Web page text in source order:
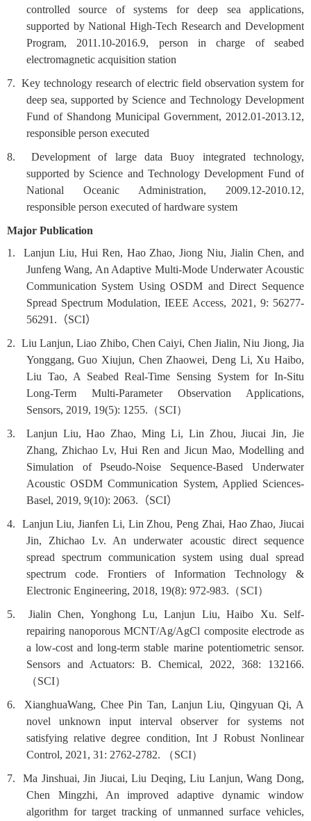
controlled source of systems for deep sea applications,
supported by National High-Tech Research and Development
Program, 2011.10-2016.9, person in charge of seabed
electromagnetic acquisition station
7. Key technology research of electric field observation system for
deep sea, supported by Science and Technology Development
Fund of Shandong Municipal Government, 2012.01-2013.12,
responsible person executed
8. Development of large data Buoy integrated technology,
supported by Science and Technology Development Fund of
National Oceanic Administration, 2009.12-2010.12,
responsible person executed of hardware system
Major Publication
1. Lanjun Liu, Hui Ren, Hao Zhao, Jiong Niu, Jialin Chen, and
Junfeng Wang, An Adaptive Multi-Mode Underwater Acoustic
Communication System Using OSDM and Direct Sequence
Spread Spectrum Modulation, IEEE Access, 2021, 9: 56277-
56291. （SCI）
2. Liu Lanjun, Liao Zhibo, Chen Caiyi, Chen Jialin, Niu Jiong, Jia
Yonggang, Guo Xiujun, Chen Zhaowei, Deng Li, Xu Haibo,
Liu Tao, A Seabed Real-Time Sensing System for In-Situ
Long-Term Multi-Parameter Observation Applications,
Sensors, 2019, 19(5): 1255. （SCI）
3. Lanjun Liu, Hao Zhao, Ming Li, Lin Zhou, Jiucai Jin, Jie
Zhang, Zhichao Lv, Hui Ren and Jicun Mao, Modelling and
Simulation of Pseudo-Noise Sequence-Based Underwater
Acoustic OSDM Communication System, Applied Sciences-
Basel, 2019, 9(10): 2063. （SCI）
4. Lanjun Liu, Jianfen Li, Lin Zhou, Peng Zhai, Hao Zhao, Jiucai
Jin, Zhichao Lv. An underwater acoustic direct sequence
spread spectrum communication system using dual spread
spectrum code. Frontiers of Information Technology &
Electronic Engineering, 2018, 19(8): 972-983. （SCI）
5. Jialin Chen, Yonghong Lu, Lanjun Liu, Haibo Xu. Self-
repairing nanoporous MCNT/Ag/AgCl composite electrode as
a low-cost and long-term stable marine potentiometric sensor.
Sensors and Actuators: B. Chemical, 2022, 368: 132166.
（SCI）
6. XianghuaWang, Chee Pin Tan, Lanjun Liu, Qingyuan Qi, A
novel unknown input interval observer for systems not
satisfying relative degree condition, Int J Robust Nonlinear
Control, 2021, 31: 2762-2782.
（SCI）
7. Ma Jinshuai, Jin Jiucai, Liu Deqing, Liu Lanjun, Wang Dong,
Chen Mingzhi, An improved adaptive dynamic window
algorithm for target tracking of unmanned surface vehicles,